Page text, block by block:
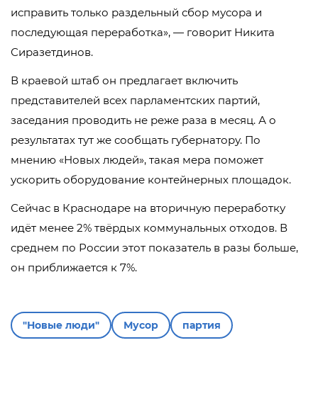
исправить только раздельный сбор мусора и
последующая переработка», — говорит Никита
Сиразетдинов.
В краевой штаб он предлагает включить
представителей всех парламентских партий,
заседания проводить не реже раза в месяц. А о
результатах тут же сообщать губернатору. По
мнению «Новых людей», такая мера поможет
ускорить оборудование контейнерных площадок.
Сейчас в Краснодаре на вторичную переработку
идёт менее 2% твёрдых коммунальных отходов. В
среднем по России этот показатель в разы больше,
он приближается к 7%.
"Новые люди" Мусор партия